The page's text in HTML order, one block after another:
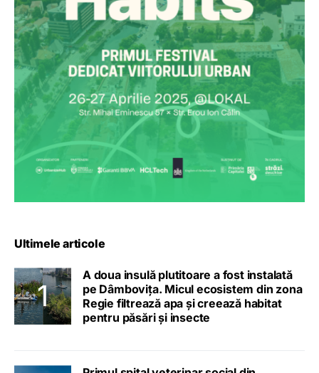
Ultimele articole
A doua insulă plutitoare a fost instalată
pe Dâmbovița. Micul ecosistem din zona
Regie filtrează apa și creează habitat
pentru păsări și insecte